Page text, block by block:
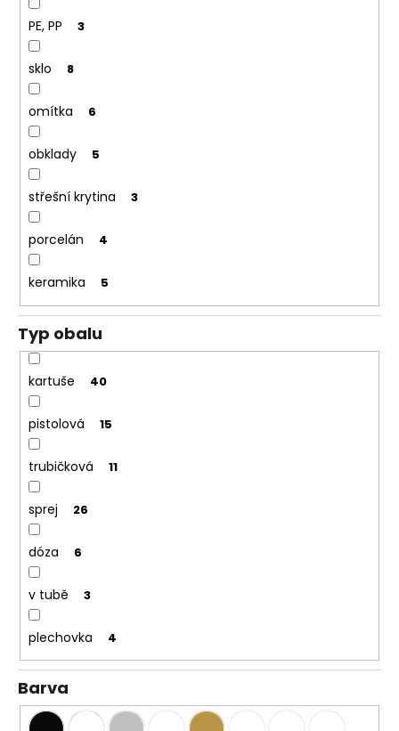
PE, PP 3
sklo 8
omítka 6
obklady 5
střešní krytina 3
porcelán 4
keramika 5
Typ obalu
kartuše 40
pistolová 15
trubičková 11
sprej 26
dóza 6
v tubě 3
plechovka 4
Barva